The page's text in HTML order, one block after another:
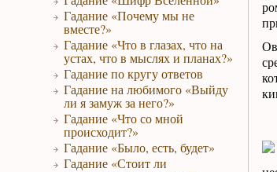
Гадание «Почему мы не
вместе?»
Гадание «Что в глазах, что на
устах, что в мыслях и планах?»
Гадание по кругу ответов
Гадание на любимого «Выйду
ли я замуж за него?»
Гадание «Что со мной
происходит?»
Гадание «Было, есть, будет»
Гадание «Стоит ли